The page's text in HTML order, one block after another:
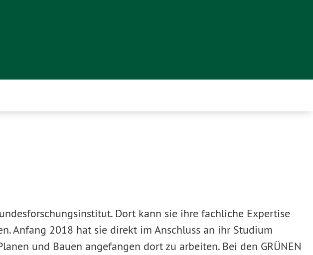
Dort kann sie ihre fachliche Expertise
Anfang 2018 hat sie direkt im Anschluss an ihr Studium
und Bauen angefangen dort zu arbeiten. Bei den GRÜNEN